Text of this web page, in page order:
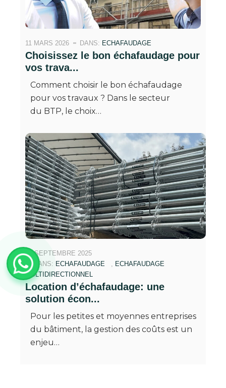
11 MARS 2026 DANS: ECHAFAUDAGE
Choisissez le bon échafaudage pour
vos trava...
Comment choisir le bon échafaudage
pour vos travaux ? Dans le secteur
du BTP, le choix…
30 SEPTEMBRE 2025
DANS: ECHAFAUDAGE
ECHAFAUDAGE
MULTIDIRECTIONNEL
Location d’échafaudage: une
solution écon...
Pour les petites et moyennes entreprises
du bâtiment, la gestion des coûts est un
enjeu…